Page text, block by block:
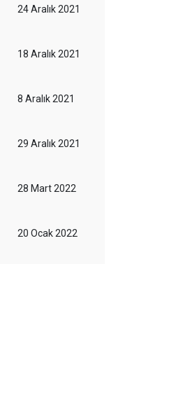
24 Aralık 2021
18 Aralık 2021
8 Aralık 2021
29 Aralık 2021
28 Mart 2022
20 Ocak 2022